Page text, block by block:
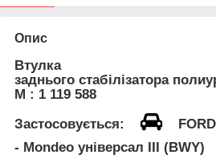
Опис
Втулка
заднього стабілізатора
М : 1 119 588
Застосовується:
- Mondeo універсал III (BWY)